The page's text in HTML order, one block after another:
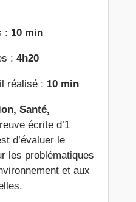
: 10 min
: 4h20
réalisé : 10 min
Santé,
écrite d’1
d’évaluer le
les problématiques
et aux